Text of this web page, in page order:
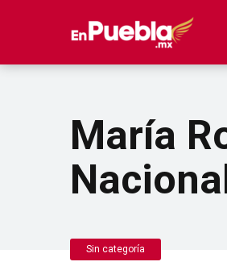
María
Sin categoría